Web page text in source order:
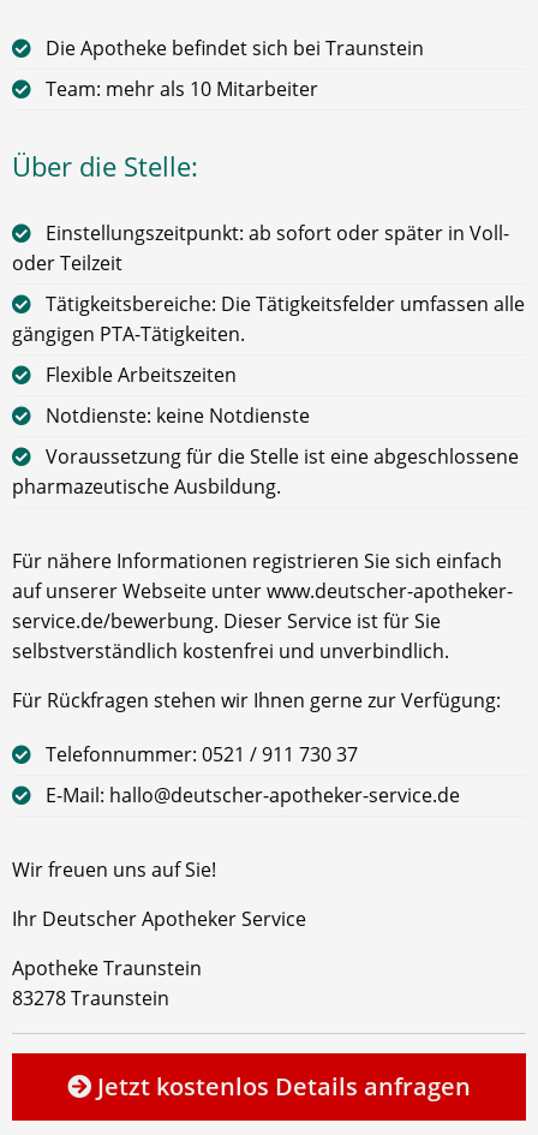
Die Apotheke befindet sich bei Traunstein
Team: mehr als 10 Mitarbeiter
Über die Stelle:
Einstellungszeitpunkt: ab sofort oder später in Voll-
oder Teilzeit
Tätigkeitsbereiche: Die Tätigkeitsfelder umfassen alle
gängigen PTA-Tätigkeiten.
Flexible Arbeitszeiten
Notdienste: keine Notdienste
Voraussetzung für die Stelle ist eine abgeschlossene
pharmazeutische Ausbildung.
Für nähere Informationen registrieren Sie sich einfach
auf unserer Webseite unter www.deutscher-apotheker-
service.de/bewerbung. Dieser Service ist für Sie
selbstverständlich kostenfrei und unverbindlich.
Für Rückfragen stehen wir Ihnen gerne zur Verfügung:
Telefonnummer: 0521 / 911 730 37
E-Mail: hallo@deutscher-apotheker-service.de
Wir freuen uns auf Sie!
Ihr Deutscher Apotheker Service
Apotheke Traunstein
83278 Traunstein
Jetzt kostenlos Details anfragen